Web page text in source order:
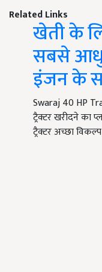
Related Links
खेती के
सबसे
इंजन के
Swaraj 40 HP
ट्रैक्टर खरीदने का
ट्रैक्टर अच्छा